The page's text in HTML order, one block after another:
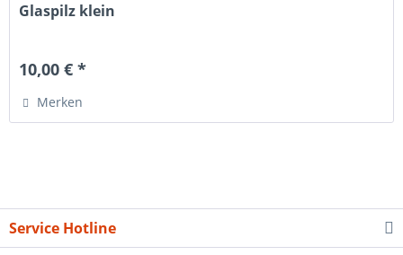
Glaspilz klein
10,00 € *
Merken
Service Hotline